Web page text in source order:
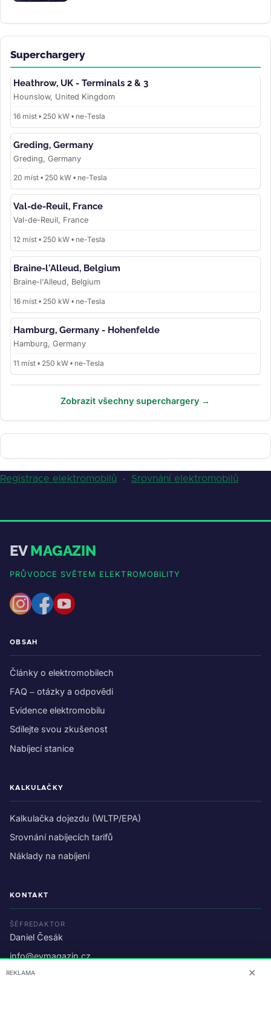
Superchargery
Heathrow, UK - Terminals 2 & 3
Hounslow, United Kingdom
16 míst • 250 kW • ne-Tesla
Greding, Germany
Greding, Germany
20 míst • 250 kW • ne-Tesla
Val-de-Reuil, France
Val-de-Reuil, France
12 míst • 250 kW • ne-Tesla
Braine-l'Alleud, Belgium
Braine-l'Alleud, Belgium
16 míst • 250 kW • ne-Tesla
Hamburg, Germany - Hohenfelde
Hamburg, Germany
11 míst • 250 kW • ne-Tesla
Zobrazit všechny superchargery →
Registrace elektromobilů · Srovnání elektromobilů
EVMAGAZIN
PRŮVODCE SVĚTEM ELEKTROMOBILITY
OBSAH
Články o elektromobilech
FAQ – otázky a odpovědi
Evidence elektromobilu
Sdílejte svou zkušenost
Nabíjecí stanice
KALKULAČKY
Kalkulačka dojezdu (WLTP/EPA)
Srovnání nabíjecích tarifů
Náklady na nabíjení
KONTAKT
ŠÉFREDAKTOR
Daniel Česák
info@evmagazin.cz
O nás
REKLAMA ✕